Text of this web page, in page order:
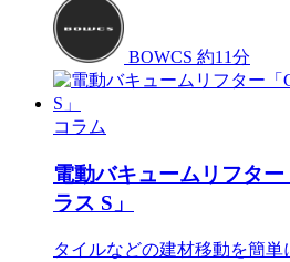
BOWCS 約11分
コラム
電動バキュームリフタ
ラス S」
タイルなどの建材移動を簡単